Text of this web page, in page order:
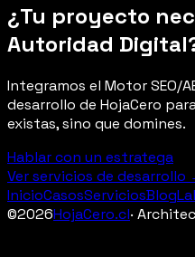
¿Tu proyecto
Autoridad Digital
Integramos el Motor SEO/
desarrollo de HojaCero
existas, sino que domines.
Hablar con un estratega
Ver servicios de desarrollo
InicioCasosServiciosBlog
©2026HojaCero.cl·